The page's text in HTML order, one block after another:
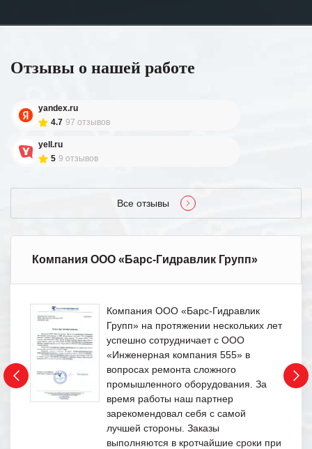
Отзывы о нашей работе
yandex.ru
4.7 97 отзывов
yell.ru
5 9 отзывов
Все отзывы
Компания ООО «Барс-Гидравлик Групп»
Компания ООО «Барс-Гидравлик
Групп» на протяжении нескольких лет
успешно сотрудничает с ООО
«Инженерная компания 555» в
вопросах ремонта сложного
промышленного оборудования. За
время работы наш партнер
зарекомендовал себя с самой
лучшей стороны. Заказы
выполняются в кротчайшие сроки при